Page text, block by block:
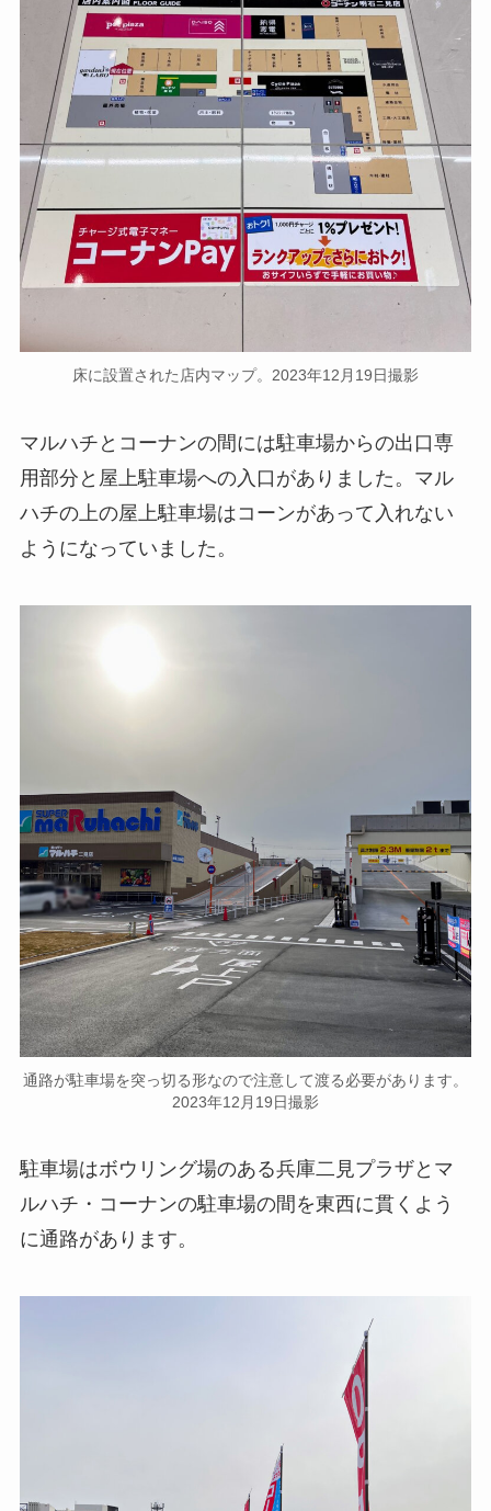
床に設置された店内マップ。2023年12月19日撮影
マルハチとコーナンの間には駐車場からの出口専
用部分と屋上駐車場への入口がありました。マル
ハチの上の屋上駐車場はコーンがあって入れない
ようになっていました。
通路が駐車場を突っ切る形なので注意して渡る必要があります。
2023年12月19日撮影
駐車場はボウリング場のある兵庫二見プラザとマ
ルハチ・コーナンの駐車場の間を東西に貫くよう
に通路があります。